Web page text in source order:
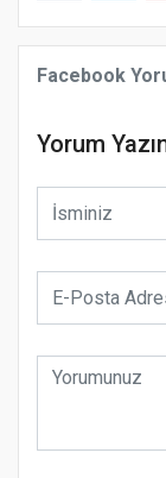
Facebook
Yorum